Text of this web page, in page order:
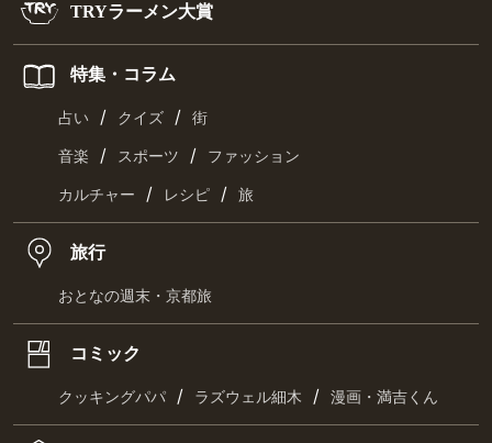
TRYラーメン大賞
特集・コラム
占い / クイズ / 街
音楽 / スポーツ / ファッション
カルチャー / レシピ / 旅
旅行
おとなの週末・京都旅
コミック
クッキングパパ / ラズウェル細木 / 漫画・満吉くん